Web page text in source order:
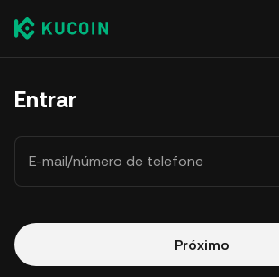
Entrar
E-mail/número de telefone
Próximo